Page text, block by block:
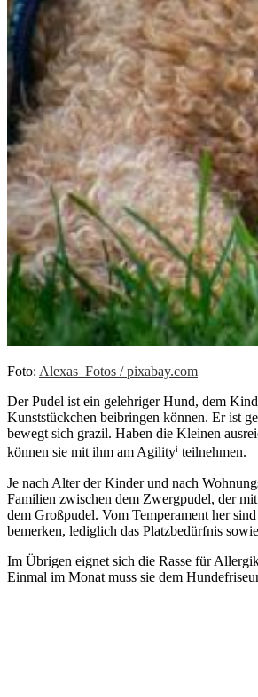
Foto: Alexas_Fotos / pixabay.com
Der Pudel ist ein gelehriger Hund, dem
Kunststückchen beibringen können. Er ist
bewegt sich grazil. Haben die Kleinen
können sie mit ihm am Agilityⁱ teilnehmen.
Je nach Alter der Kinder und nach
Familien zwischen dem Zwergpudel, der
dem Großpudel. Vom Temperament her
bemerken, lediglich das Platzbedürfnis
Im Übrigen eignet sich die Rasse für
Einmal im Monat muss sie dem